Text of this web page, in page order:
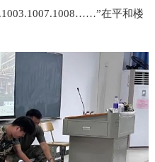
在平和楼